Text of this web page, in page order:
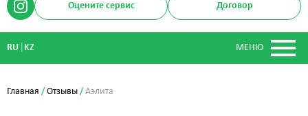
Оцените сервис Договор
МЕНЮ
RU KZ
Главная /Отзывы /Аэлита